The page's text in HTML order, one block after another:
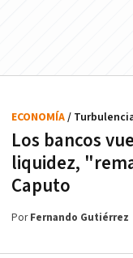
Los bancos
liquidez,
Caputo
ECONOMÍA/
PorFernando Gutiérrez